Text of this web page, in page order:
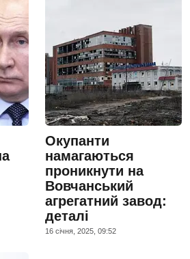
Окупанти
намагаються
проникнути на
Вовчанський
агрегатний завод:
деталі
16 сiчня, 2025, 09:52